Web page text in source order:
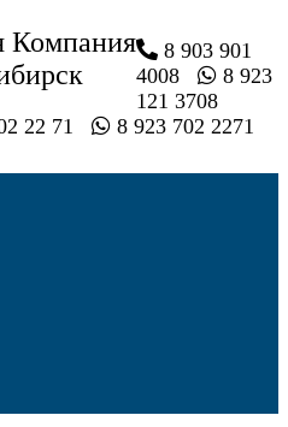
Компания
8 903 901
4008
8 923
121 3708
22 71
8 923 702 2271